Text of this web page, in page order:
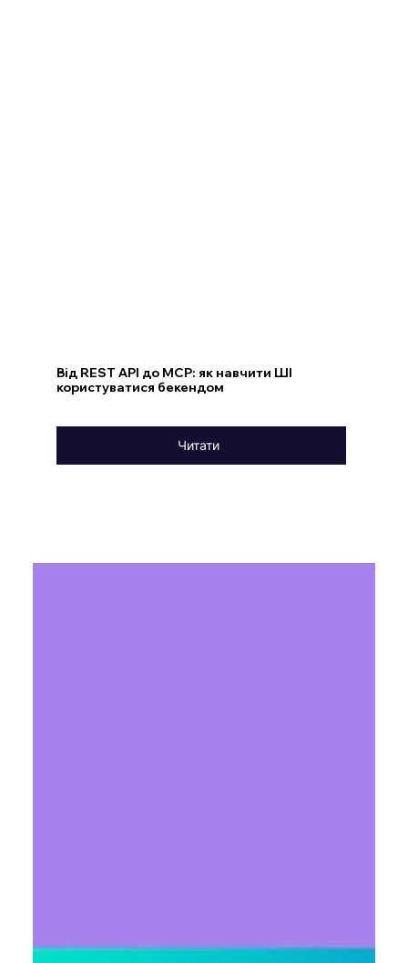
Від REST API до MCP: як навчити ШІ
користуватися бекендом
Читати